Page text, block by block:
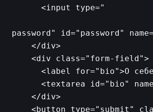
      <input type="
password" id="password"
    </div>
    <div class="form-field">
<label for="bio">О
<textarea id="bio"
    </div>
<button type="submit"